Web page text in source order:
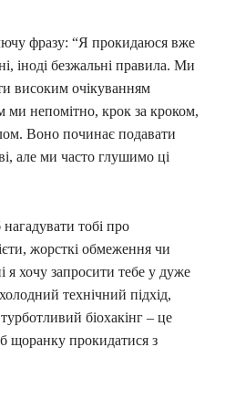
фразу: “Я прокидаюся вже
іноді безжальні правила. Ми
високим очікуванням
ми непомітно, крок за кроком,
Воно починає подавати
але ми часто глушимо ці
тобі про
жорсткі обмеження чи
хочу запросити тебе у дуже
технічний підхід,
біохакінг – це
щоранку прокидатися з